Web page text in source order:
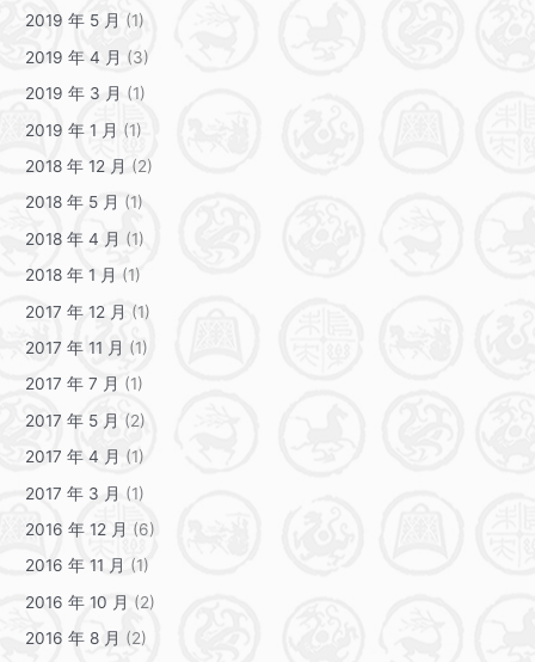
2019 年 5 月 (1)
2019 年 4 月 (3)
2019 年 3 月 (1)
2019 年 1 月 (1)
2018 年 12 月 (2)
2018 年 5 月 (1)
2018 年 4 月 (1)
2018 年 1 月 (1)
2017 年 12 月 (1)
2017 年 11 月 (1)
2017 年 7 月 (1)
2017 年 5 月 (2)
2017 年 4 月 (1)
2017 年 3 月 (1)
2016 年 12 月 (6)
2016 年 11 月 (1)
2016 年 10 月 (2)
2016 年 8 月 (2)